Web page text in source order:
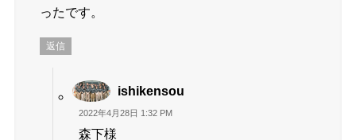
ったです。
返信
ishikensou
2022年4月28日 1:32 PM
森下様